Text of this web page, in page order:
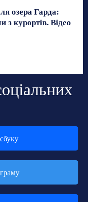
озера Гарда:
з курортів. Відео